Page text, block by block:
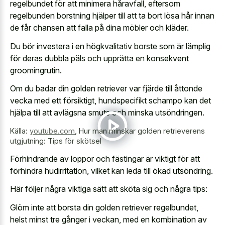
regelbundet för att minimera håravfall, eftersom
regelbunden borstning hjälper till att ta bort lösa hår innan
de får chansen att falla på dina möbler och kläder.
Du bör investera i en högkvalitativ borste som är lämplig
för deras dubbla päls och upprätta en konsekvent
groomingrutin.
Om du badar din golden retriever var fjärde till åttonde
vecka med ett försiktigt, hundspecifikt schampo kan det
hjälpa till att avlägsna smuts och minska utsöndringen.
Källa: youtube.com Hur man minskar golden retrieverens
utgjutning: Tips för skötsel
Förhindrande av loppor och fästingar är viktigt för att
förhindra hudirritation, vilket kan leda till ökad utsöndring.
Här följer några viktiga sätt att sköta sig och några tips:
Glöm inte att borsta din golden retriever regelbundet,
helst minst tre gånger i veckan, med en kombination av